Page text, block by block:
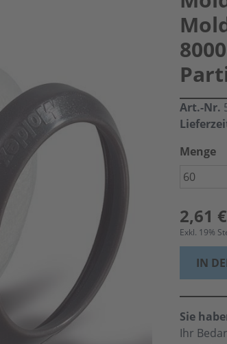
Art.-Nr.
Menge
2,61 €
Exkl. 19%
IN
Sie
Ihr